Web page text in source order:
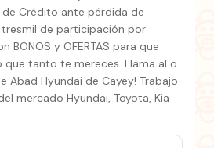
Crédito ante pérdida de
de participación por
BONOS y OFERTAS para que
que tanto te mereces. Llama al o
Abad Hyundai de Cayey! Trabajo
mercado Hyundai, Toyota, Kia